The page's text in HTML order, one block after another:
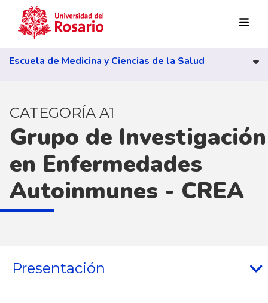
Pasar al contenido principal
Escuela de Medicina y Ciencias de la Salud
CATEGORÍA A1
Grupo de Investigación
en Enfermedades
Autoinmunes - CREA
Presentación